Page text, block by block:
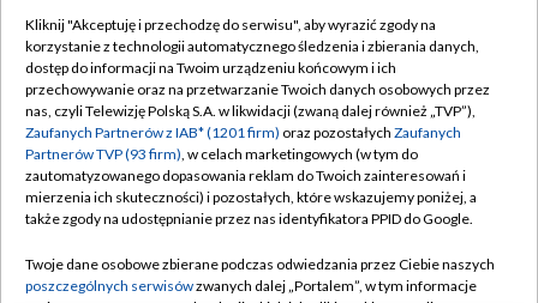
TVP
Abonament TVP
Emisja w TVP
Centrum informacji TVP
Naziemna Telewizja Cyfrowa
Rada Programowa
Regulamin TVP
Polityka prywatności
Moje zgody
Pomoc
Kontakt
Kliknij "Akceptuję i przechodzę do serwisu", aby wyrazić zgody na
korzystanie z technologii automatycznego śledzenia i zbierania danych,
dostęp do informacji na Twoim urządzeniu końcowym i ich
przechowywanie oraz na przetwarzanie Twoich danych osobowych przez
nas, czyli Telewizję Polską S.A. w likwidacji (zwaną dalej również „TVP”),
Zaufanych Partnerów z IAB* (1201 firm) oraz pozostałych Zaufanych
Partnerów TVP (93 firm), w celach marketingowych (w tym do
zautomatyzowanego dopasowania reklam do Twoich zainteresowań i
mierzenia ich skuteczności) i pozostałych, które wskazujemy poniżej, a
także zgody na udostępnianie przez nas identyfikatora PPID do Google.
Twoje dane osobowe zbierane podczas odwiedzania przez Ciebie naszych
poszczególnych serwisówzwanych dalej „Portalem”, w tym informacje